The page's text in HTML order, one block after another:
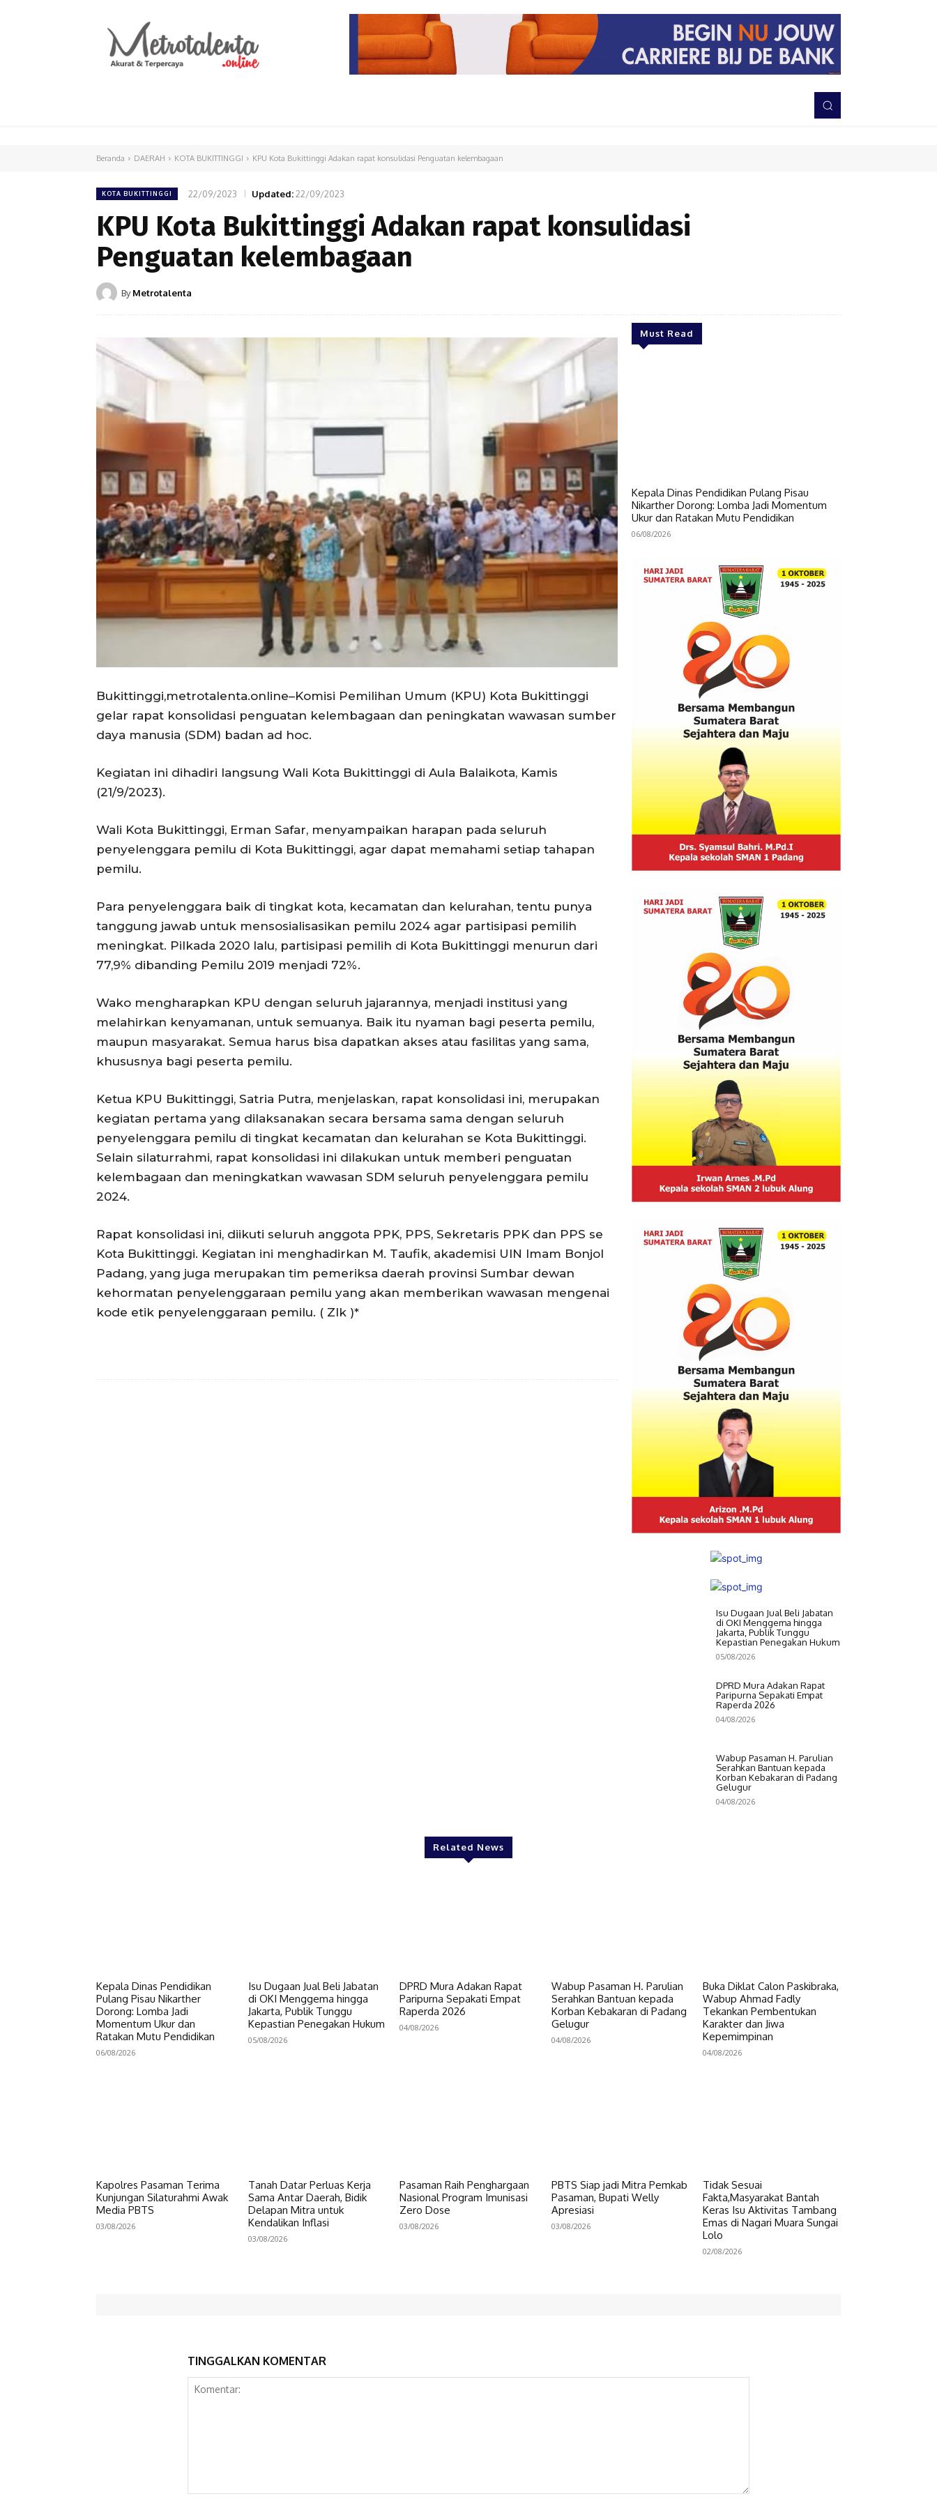
TNI-POLRI
Beranda DAERAH KOTA BUKITTINGGI KPU Kota Bukittinggi Adakan rapat konsulidasi Penguatan kelembagaan
KOTA BUKITTINGGI 22/09/2023 Updated:22/09/2023
KPU Kota Bukittinggi Adakan rapat konsulidasi
Penguatan kelembagaan
By Metrotalenta
Bukittinggi,metrotalenta.online–Komisi Pemilihan Umum (KPU) Kota Bukittinggi
gelar rapat konsolidasi penguatan kelembagaan dan peningkatan wawasan sumber
daya manusia (SDM) badan ad hoc.
Kegiatan ini dihadiri langsung Wali Kota Bukittinggi di Aula Balaikota, Kamis
(21/9/2023).
Wali Kota Bukittinggi, Erman Safar, menyampaikan harapan pada seluruh
penyelenggara pemilu di Kota Bukittinggi, agar dapat memahami setiap tahapan
pemilu.
Para penyelenggara baik di tingkat kota, kecamatan dan kelurahan, tentu punya
tanggung jawab untuk mensosialisasikan pemilu 2024 agar partisipasi pemilih
meningkat. Pilkada 2020 lalu, partisipasi pemilih di Kota Bukittinggi menurun dari
77,9% dibanding Pemilu 2019 menjadi 72%.
Wako mengharapkan KPU dengan seluruh jajarannya, menjadi institusi yang
melahirkan kenyamanan, untuk semuanya. Baik itu nyaman bagi peserta pemilu,
maupun masyarakat. Semua harus bisa dapatkan akses atau fasilitas yang sama,
khususnya bagi peserta pemilu.
Ketua KPU Bukittinggi, Satria Putra, menjelaskan, rapat konsolidasi ini, merupakan
kegiatan pertama yang dilaksanakan secara bersama sama dengan seluruh
penyelenggara pemilu di tingkat kecamatan dan kelurahan se Kota Bukittinggi.
Selain silaturrahmi, rapat konsolidasi ini dilakukan untuk memberi penguatan
kelembagaan dan meningkatkan wawasan SDM seluruh penyelenggara pemilu
2024.
Rapat konsolidasi ini, diikuti seluruh anggota PPK, PPS, Sekretaris PPK dan PPS se
Kota Bukittinggi. Kegiatan ini menghadirkan M. Taufik, akademisi UIN Imam Bonjol
Padang, yang juga merupakan tim pemeriksa daerah provinsi Sumbar dewan
kehormatan penyelenggaraan pemilu yang akan memberikan wawasan mengenai
kode etik penyelenggaraan pemilu. ( Zlk )*
Must Read
Kepala Dinas Pendidikan Pulang Pisau
Nikarther Dorong: Lomba Jadi Momentum
Ukur dan Ratakan Mutu Pendidikan
06/08/2026
Isu Dugaan Jual Beli Jabatan
di OKI Menggema hingga
Jakarta, Publik Tunggu
Kepastian Penegakan Hukum
05/08/2026
DPRD Mura Adakan Rapat
Paripurna Sepakati Empat
Raperda 2026
04/08/2026
Wabup Pasaman H. Parulian
Serahkan Bantuan kepada
Korban Kebakaran di Padang
Gelugur
04/08/2026
Related News
Kepala Dinas Pendidikan
Pulang Pisau Nikarther
Dorong: Lomba Jadi
Momentum Ukur dan
Ratakan Mutu Pendidikan
06/08/2026
Isu Dugaan Jual Beli Jabatan
di OKI Menggema hingga
Jakarta, Publik Tunggu
Kepastian Penegakan Hukum
05/08/2026
DPRD Mura Adakan Rapat
Paripurna Sepakati Empat
Raperda 2026
04/08/2026
Wabup Pasaman H. Parulian
Serahkan Bantuan kepada
Korban Kebakaran di Padang
Gelugur
04/08/2026
Buka Diklat Calon Paskibraka,
Wabup Ahmad Fadly
Tekankan Pembentukan
Karakter dan Jiwa
Kepemimpinan
04/08/2026
Kapolres Pasaman Terima
Kunjungan Silaturahmi Awak
Media PBTS
03/08/2026
Tanah Datar Perluas Kerja
Sama Antar Daerah, Bidik
Delapan Mitra untuk
Kendalikan Inflasi
03/08/2026
Pasaman Raih Penghargaan
Nasional Program Imunisasi
Zero Dose
03/08/2026
PBTS Siap jadi Mitra Pemkab
Pasaman, Bupati Welly
Apresiasi
03/08/2026
Tidak Sesuai
Fakta,Masyarakat Bantah
Keras Isu Aktivitas Tambang
Emas di Nagari Muara Sungai
Lolo
02/08/2026
TINGGALKAN KOMENTAR